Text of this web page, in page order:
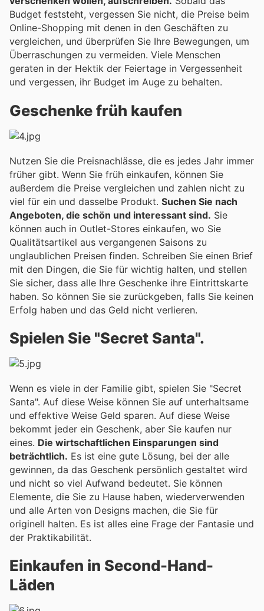
Budget feststeht, vergessen Sie nicht, die Preise beim
Online-Shopping mit denen in den Geschäften zu
vergleichen, und überprüfen Sie Ihre Bewegungen, um
Überraschungen zu vermeiden. Viele Menschen
geraten in der Hektik der Feiertage in Vergessenheit
und vergessen, ihr Budget im Auge zu behalten.
Geschenke früh kaufen
Nutzen Sie die Preisnachlässe, die es jedes Jahr immer
früher gibt. Wenn Sie früh einkaufen, können Sie
außerdem die Preise vergleichen und zahlen nicht zu
viel für ein und dasselbe Produkt. Suchen Sie nach
Angeboten, die schön und interessant sind. Sie
können auch in Outlet-Stores einkaufen, wo Sie
Qualitätsartikel aus vergangenen Saisons zu
unglaublichen Preisen finden. Schreiben Sie einen Brief
mit den Dingen, die Sie für wichtig halten, und stellen
Sie sicher, dass alle Ihre Geschenke ihre Eintrittskarte
haben. So können Sie sie zurückgeben, falls Sie keinen
Erfolg haben und das Geld nicht verlieren.
Spielen Sie "Secret Santa".
Wenn es viele in der Familie gibt, spielen Sie "Secret
Santa". Auf diese Weise können Sie auf unterhaltsame
und effektive Weise Geld sparen. Auf diese Weise
bekommt jeder ein Geschenk, aber Sie kaufen nur
eines. Die wirtschaftlichen Einsparungen sind
beträchtlich. Es ist eine gute Lösung, bei der alle
gewinnen, da das Geschenk persönlich gestaltet wird
und nicht so viel Aufwand bedeutet. Sie können
Elemente, die Sie zu Hause haben, wiederverwenden
und alle Arten von Designs machen, die Sie für
originell halten. Es ist alles eine Frage der Fantasie und
der Praktikabilität.
Einkaufen in Second-Hand-
Läden